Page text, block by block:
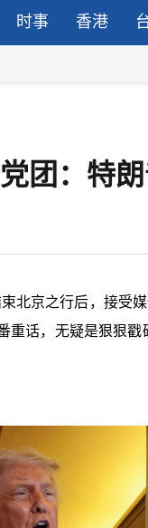
时事 香港
团：特
北京之行后，接受
重话，无疑是狠狠戳